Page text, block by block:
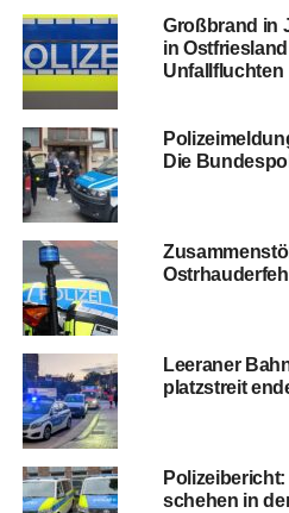
Groß­brand in
in
Unfallfluchten
Die
Leera­ner
platz­streit
sche­hen in